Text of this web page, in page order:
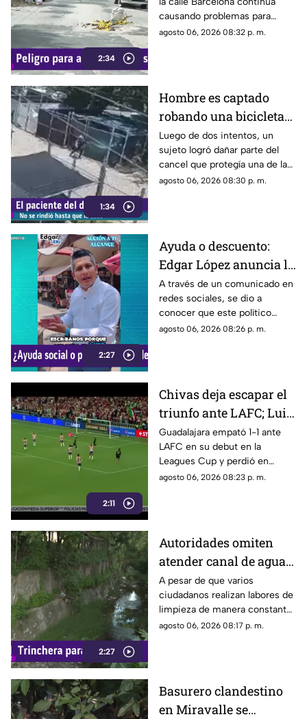
2:34
Barcelona
causando problemas para
quienes circulan por la zona,
agosto 06, 2026 08:32 p. m.
1:34
Hombre es captado
robando una bicicleta
al ingresar a cochera
ajena en calle Rancho
Rodeo
Luego de dos intentos, un
sujeto logró dañar parte del
cancel que protegía una de las
puertas de una cochera
agosto 06, 2026 08:30 p. m.
2:27
Ayuda o descuento:
Edgar López anuncia la
nueva estrategia para
ayudar algunas
familias
A través de un comunicado en
redes sociales, se dio a
conocer que este político
presuntamente busca ayudar a
agosto 06, 2026 08:26 p. m.
2:11
Chivas deja escapar el
triunfo ante LAFC; Luis
Romo es señalado por
su cobro en penales
Guadalajara empató 1-1 ante
LAFC en su debut en la
Leagues Cup y perdió en
penales; Luis Romo fue
agosto 06, 2026 08:23 p. m.
2:27
Autoridades omiten
atender canal de agua
contaminado en
Tonalá
A pesar de que varios
ciudadanos realizan labores de
limpieza de manera constante
en la zona, algunas personas
agosto 06, 2026 08:17 p. m.
Basurero clandestino
en Miravalle se